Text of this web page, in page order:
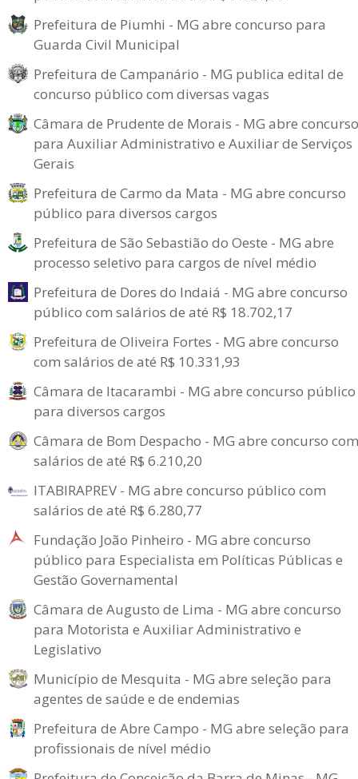
Prefeitura de Piumhi - MG abre concurso para
Guarda Civil Municipal
Prefeitura de Campanário - MG publica edital de
concurso público com diversas vagas
Câmara de Prudente de Morais - MG abre concurso
para Auxiliar Administrativo e Auxiliar de Serviços
Gerais
Prefeitura de Carmo da Mata - MG abre concurso
público para diversos cargos
Prefeitura de São Sebastião do Oeste - MG abre
processo seletivo para cargos de nível médio
Prefeitura de Dores do Indaiá - MG abre concurso
público com salários de até R$ 18.702,17
Prefeitura de Oliveira Fortes - MG abre concurso
com salários de até R$ 10.331,93
Câmara de Itacarambi - MG abre concurso público
para diversos cargos
Câmara de Bom Despacho - MG abre concurso com
salários de até R$ 6.210,20
ITABIRAPREV - MG abre concurso público com
salários de até R$ 6.280,77
Fundação João Pinheiro - MG abre concurso
público para Especialista em Políticas Públicas e
Gestão Governamental
Câmara de Augusto de Lima - MG abre concurso
para Motorista e Auxiliar Administrativo e
Legislativo
Município de Mesquita - MG abre seleção para
agentes de saúde e de endemias
Prefeitura de Abre Campo - MG abre seleção para
profissionais de nível médio